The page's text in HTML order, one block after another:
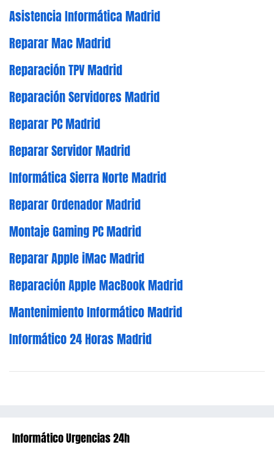
Asistencia Informática Madrid
Reparar Mac Madrid
Reparación TPV Madrid
Reparación Servidores Madrid
Reparar PC Madrid
Reparar Servidor Madrid
Informática Sierra Norte Madrid
Reparar Ordenador Madrid
Montaje Gaming PC Madrid
Reparar Apple iMac Madrid
Reparación Apple MacBook Madrid
Mantenimiento Informático Madrid
Informático 24 Horas Madrid
Informático Urgencias 24h